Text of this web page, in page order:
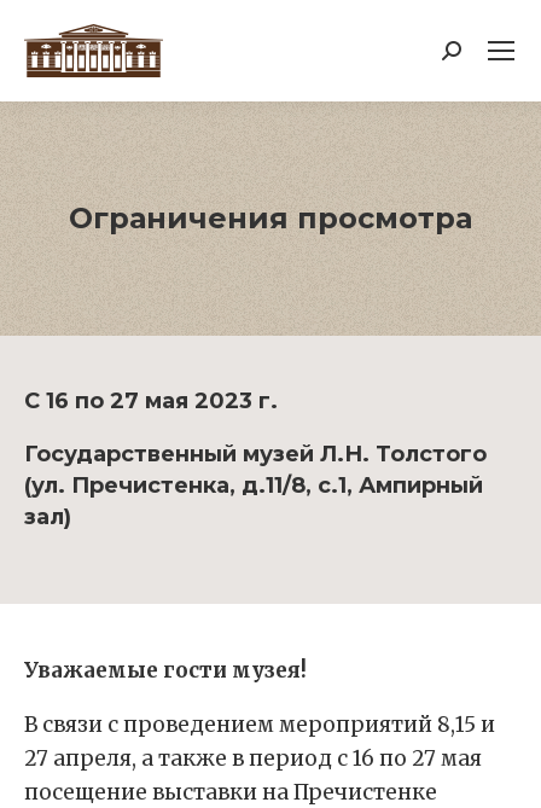
Поиск:
Ограничения просмотра
С 16 по 27 мая 2023 г.
Государственный музей Л.Н. Толстого
(ул. Пречистенка, д.11/8, с.1, Ампирный
зал)
Уважаемые гости музея!
В связи с проведением мероприятий 8,15 и
27 апреля, а также в период с 16 по 27 мая
посещение выставки на Пречистенке